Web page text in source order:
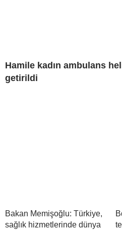
Hamile kadın ambulans
getirildi
Bakan Memişoğlu: Türkiye,
sağlık hizmetlerinde dünya